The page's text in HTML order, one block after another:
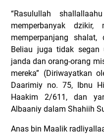
“Rasulullah
memperbanyak dzikir,
memperpanjang shalat,
Beliau juga tidak segan
janda dan orang-orang
mereka” (Diriwayatkan
Daarimiy no. 75, Ibnu
Haakim 2/611, dan
Albaaniy dalam Shahiih
Anas bin Maalik